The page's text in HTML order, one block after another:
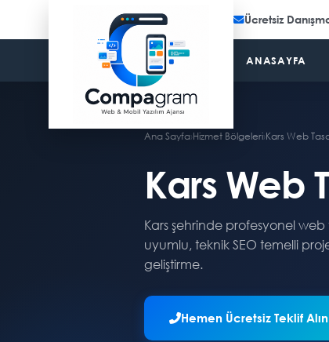
Ücretsiz
ANASAYFA
Ana Sayfa›Hizmet Bölgeleri›Kars Web
Kars Web
Kars şehrinde profesyonel web
uyumlu, teknik SEO temelli
geliştirme.
Hemen Ücretsiz Teklif Alın